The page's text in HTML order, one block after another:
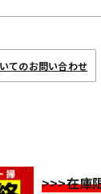
てのお問い合わせ
>>>在庫